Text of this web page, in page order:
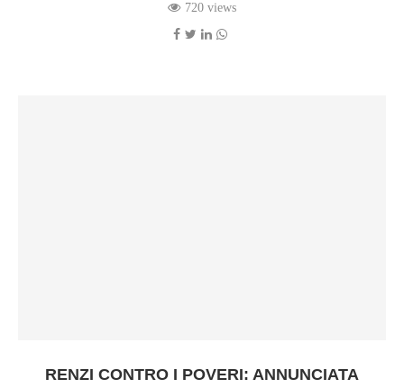
720 views
RENZI CONTRO I POVERI: ANNUNCIATA